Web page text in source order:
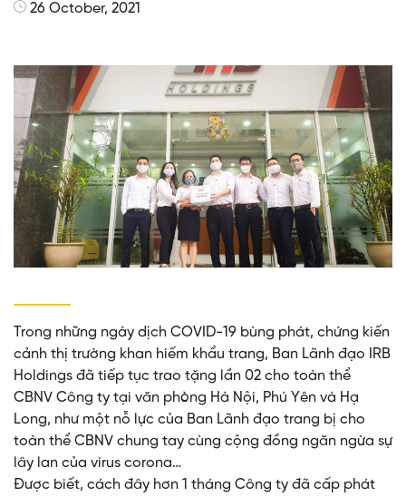
26 October, 2021
Trong những ngày dịch COVID-19 bùng phát, chứng kiến
cảnh thị trường khan hiếm khẩu trang, Ban Lãnh đạo IRB
Holdings đã tiếp tục trao tặng lần 02 cho toàn thể
CBNV Công ty tại văn phòng Hà Nội, Phú Yên và Hạ
Long, như một nỗ lực của Ban Lãnh đạo trang bị cho
toàn thể CBNV chung tay cùng cộng đồng ngăn ngừa sự
lây lan của virus corona…
Được biết, cách đây hơn 1 tháng Công ty đã cấp phát